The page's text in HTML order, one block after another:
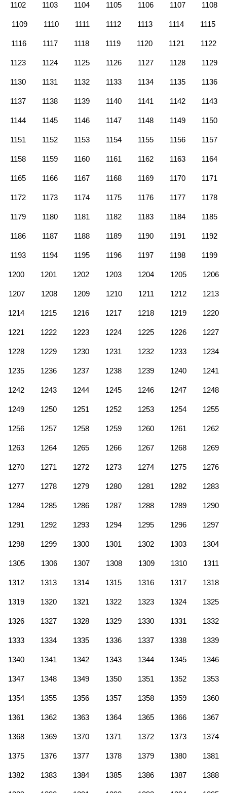
1102 1103 1104 1105 1106 1107 1108
1109 1110 1111 1112 1113 1114 1115
1116 1117 1118 1119 1120 1121 1122
1123 1124 1125 1126 1127 1128 1129
1130 1131 1132 1133 1134 1135 1136
1137 1138 1139 1140 1141 1142 1143
1144 1145 1146 1147 1148 1149 1150
1151 1152 1153 1154 1155 1156 1157
1158 1159 1160 1161 1162 1163 1164
1165 1166 1167 1168 1169 1170 1171
1172 1173 1174 1175 1176 1177 1178
1179 1180 1181 1182 1183 1184 1185
1186 1187 1188 1189 1190 1191 1192
1193 1194 1195 1196 1197 1198 1199
1200 1201 1202 1203 1204 1205 1206
1207 1208 1209 1210 1211 1212 1213
1214 1215 1216 1217 1218 1219 1220
1221 1222 1223 1224 1225 1226 1227
1228 1229 1230 1231 1232 1233 1234
1235 1236 1237 1238 1239 1240 1241
1242 1243 1244 1245 1246 1247 1248
1249 1250 1251 1252 1253 1254 1255
1256 1257 1258 1259 1260 1261 1262
1263 1264 1265 1266 1267 1268 1269
1270 1271 1272 1273 1274 1275 1276
1277 1278 1279 1280 1281 1282 1283
1284 1285 1286 1287 1288 1289 1290
1291 1292 1293 1294 1295 1296 1297
1298 1299 1300 1301 1302 1303 1304
1305 1306 1307 1308 1309 1310 1311
1312 1313 1314 1315 1316 1317 1318
1319 1320 1321 1322 1323 1324 1325
1326 1327 1328 1329 1330 1331 1332
1333 1334 1335 1336 1337 1338 1339
1340 1341 1342 1343 1344 1345 1346
1347 1348 1349 1350 1351 1352 1353
1354 1355 1356 1357 1358 1359 1360
1361 1362 1363 1364 1365 1366 1367
1368 1369 1370 1371 1372 1373 1374
1375 1376 1377 1378 1379 1380 1381
1382 1383 1384 1385 1386 1387 1388